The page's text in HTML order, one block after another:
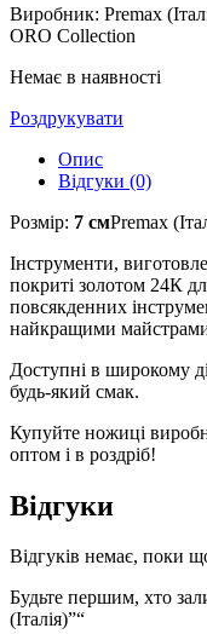
Виробник: Premax
ORO Collection
Немає в наявності
Роздрукувати
Опис
Відгуки (0)
Розмір: 7 смPremax
Інструменти,
покриті золотом 24К
повсякденних
найкращими
Доступні в широкому
будь-який смак.
Купуйте ножиці
оптом і в роздріб!
Відгуки
Відгуків немає, поки
Будьте першим, хто
(Італія)”“